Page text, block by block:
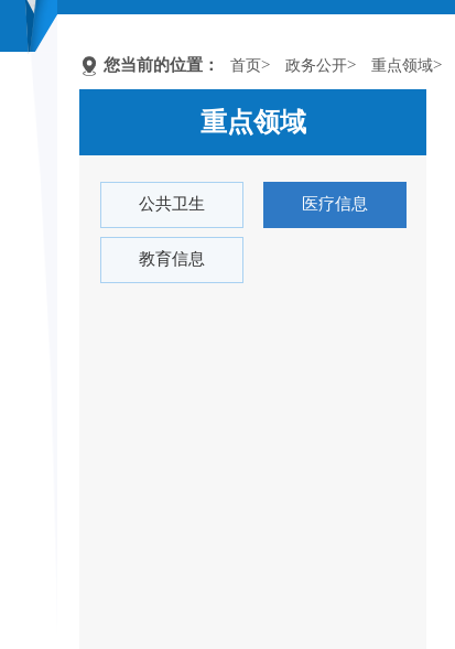
您当前的位置： 首页> 政务公开> 重点领域>
重点领域
公共卫生 医疗信息
教育信息